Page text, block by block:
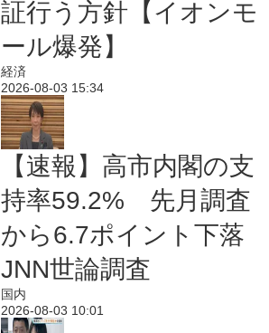
証行う方針【イオンモ
ール爆発】
経済
2026-08-03 15:34
【速報】高市内閣の支
持率59.2% 先月調査
から6.7ポイント下落
JNN世論調査
国内
2026-08-03 10:01